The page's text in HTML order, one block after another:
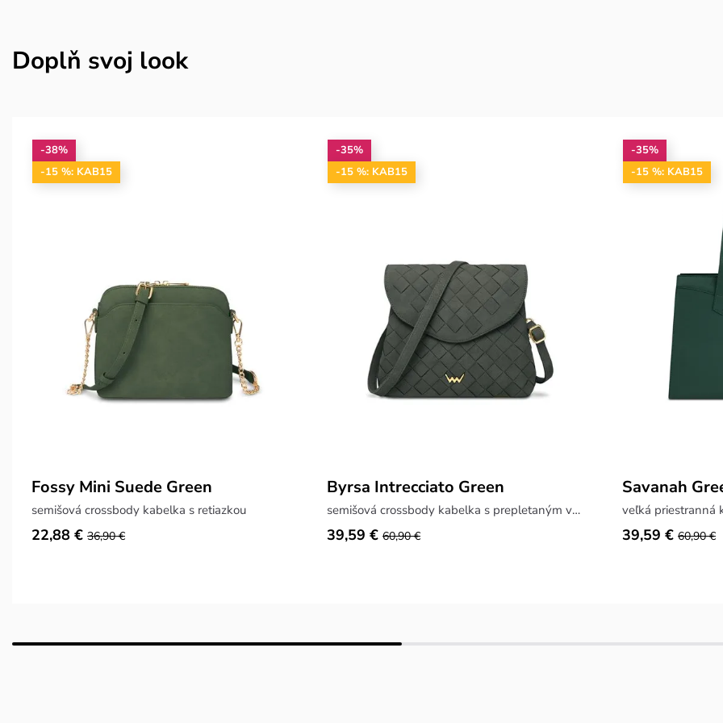
Doplň svoj look
-38%
-15 %: KAB15
Fossy Mini Suede Green
semišová crossbody kabelka s retiazkou
22,88 € 36,90 €
-35%
-15 %: KAB15
Byrsa Intrecciato Green
semišová crossbody kabelka s prepletaným vzorom
39,59 € 60,90 €
-35%
-15 %: KAB15
Savanah
veľká priestranná
39,59 € 60,90 €